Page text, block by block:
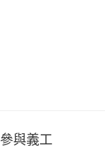
參與義工